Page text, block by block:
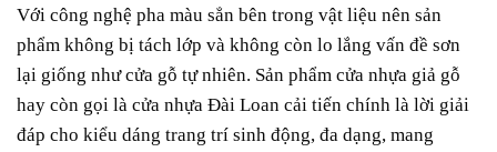
Với công nghệ pha màu sẳn bên trong vật liệu nên sản
phẩm không bị tách lớp và không còn lo lắng vấn đề sơn
lại giống như cửa gỗ tự nhiên. Sản phẩm cửa nhựa giả gỗ
hay còn gọi là cửa nhựa Đài Loan cải tiến chính là lời giải
đáp cho kiểu dáng trang trí sinh động, đa dạng, mang